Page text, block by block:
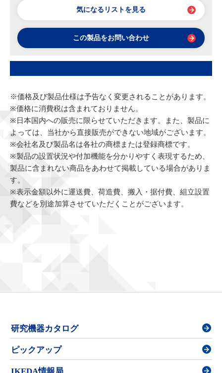
気になるリストを見る
この製品をお問い合わせ
※価格及び製品仕様は予告なく変更されることがあります。
※価格に消費税は含まれておりません。
※日本国内への販売に限らせていただきます。また、製品に
よっては、当社から直接販売ができない地域がございます。
※会社名及び製品名は各社の商標または登録商標です。
※製品の設置状況や付加機能を分かりやすく表現するため、
製品に含まれない商品をあわせて掲載している場合がありま
す。
※表示金額以外に運送費、荷造費、搬入・据付費、組立設置
費などを別途加算させていただくことがございます。
研究機器カタログ
ピックアップ